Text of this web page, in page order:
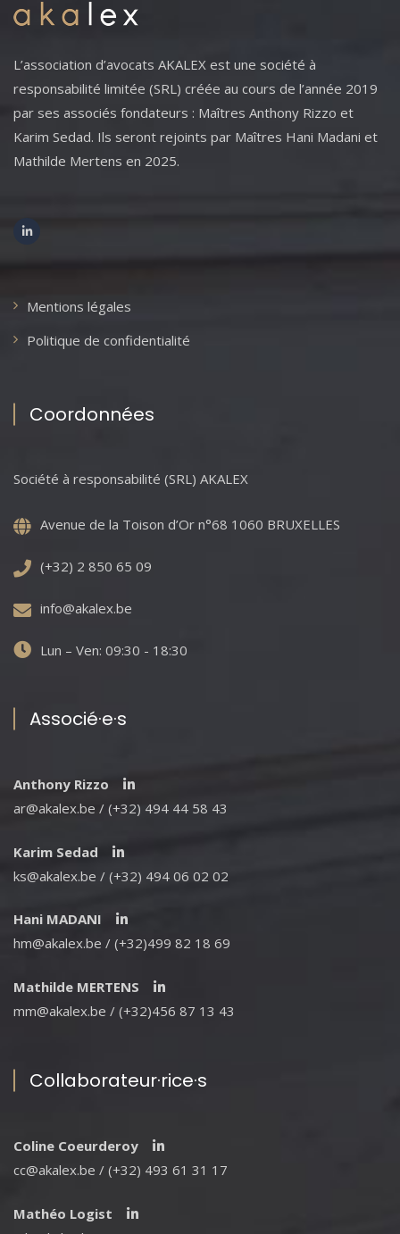
L’association d’avocats AKALEX est une société à
responsabilité limitée (SRL) créée au cours de l’année 2019
par ses associés fondateurs : Maîtres Anthony Rizzo et
Karim Sedad. Ils seront rejoints par Maîtres Hani Madani et
Mathilde Mertens en 2025.
Mentions légales
Politique de confidentialité
Coordonnées
Société à responsabilité (SRL) AKALEX
Avenue de la Toison d’Or n°68 1060 BRUXELLES
(+32) 2 850 65 09
info@akalex.be
Lun – Ven: 09:30 - 18:30
Associé·e·s
Anthony Rizzo
ar@akalex.be / (+32) 494 44 58 43
Karim Sedad
ks@akalex.be / (+32) 494 06 02 02
Hani MADANI
hm@akalex.be / (+32)499 82 18 69
Mathilde MERTENS
mm@akalex.be / (+32)456 87 13 43
Collaborateur·rice·s
Coline Coeurderoy
cc@akalex.be / (+32) 493 61 31 17
Mathéo Logist